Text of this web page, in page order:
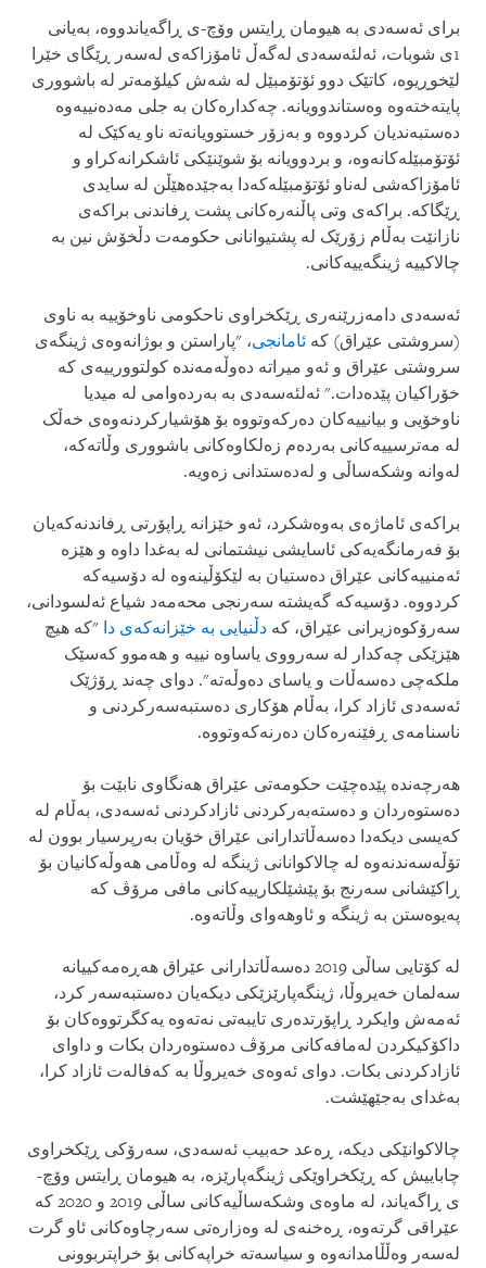
برای ئەسەدی بە هیومان ڕایتس وۆچ-ی ڕاگەیاندووە، بەیانی
1ی شوبات، ئەلئەسەدی لەگەڵ ئامۆزاکەی لەسەر ڕێگای خێرا
لێخوڕیوە، کاتێک دوو ئۆتۆمبێل لە شەش کیلۆمەتر لە باشووری
پایتەختەوە وەستاندوویانە. چەکدارەکان بە جلی مەدەنییەوە
دەستبەندیان کردووە و بەزۆر خستوویانەتە ناو یەکێک لە
ئۆتۆمبێلەکانەوە، و بردوویانە بۆ شوێنێکی ئاشکرانەکراو و
ئامۆزاکەشی لەناو ئۆتۆمبێلەکەدا بەجێدەهێڵن لە سایدی
ڕێگاکە. براکەی وتی پاڵنەرەکانی پشت ڕفاندنی براکەی
نازانێت بەڵام زۆرێک لە پشتیوانانی حکومەت دڵخۆش نین بە
چالاکییە ژینگەییەکانی.
ئەسەدی دامەزرێنەری ڕێکخراوی ناحکومی ناوخۆییە بە ناوی
(سروشتی عێراق) کە ئامانجی، "پاراستن و بوژانەوەی ژینگەی
سروشتی عێراق و ئەو میراتە دەوڵەمەندە کولتوورییەی کە
خۆراکیان پێدەدات." ئەلئەسەدی بە بەردەوامی لە میدیا
ناوخۆیی و بیانییەکان دەرکەوتووە بۆ هۆشیارکردنەوەی خەڵک
لە مەترسییەکانی بەردەم زەلکاوەکانی باشووری وڵاتەکە،
لەوانە وشکەساڵی و لەدەستدانی زەویە.
براکەی ئاماژەی بەوەشکرد، ئەو خێزانە ڕاپۆرتی ڕفاندنەکەیان
بۆ فەرمانگەیەکی ئاسایشی نیشتمانی لە بەغدا داوە و هێزە
ئەمنییەکانی عێراق دەستیان بە لێکۆڵینەوە لە دۆسیەکە
کردووە. دۆسیەکە گەیشتە سەرنجی محەمەد شیاع ئەلسودانی،
سەرۆکوەزیرانی عێراق، کە دڵنیایی بە خێزانەکەی دا "کە هیچ
هێزێکی چەکدار لە سەرووی یاساوە نییە و هەموو کەسێک
ملکەچی دەسەڵات و یاسای دەوڵەتە". دوای چەند ڕۆژێک
ئەسەدی ئازاد کرا، بەڵام هۆکاری دەستبەسەرکردنی و
ناسنامەی ڕفێنەرەکان دەرنەکەوتووە.
هەرچەندە پێدەچێت حکومەتی عێراق هەنگاوی نابێت بۆ
دەستوەردان و دەستەبەرکردنی ئازادکردنی ئەسەدی، بەڵام لە
کەیسی دیکەدا دەسەڵاتدارانی عێراق خۆیان بەرپرسیار بوون لە
تۆڵەسەندنەوە لە چالاکوانانی ژینگە لە وەڵامی هەوڵەکانیان بۆ
ڕاکێشانی سەرنج بۆ پێشێلکارییەکانی مافی مرۆڤ کە
پەیوەستن بە ژینگە و ئاوهەوای وڵاتەوە.
لە کۆتایی ساڵی 2019 دەسەڵاتدارانی عێراق هەڕەمەکییانە
سەلمان خەیروڵا، ژینگەپارێزێکی دیکەیان دەستبەسەر کرد،
ئەمەش وایکرد ڕاپۆرتدەری تایبەتی نەتەوە یەکگرتووەکان بۆ
داکۆکیکردن لەمافەکانی مرۆڤ دەستوەردان بکات و داوای
ئازادکردنی بکات. دوای ئەوەی خەیروڵا بە کەفالەت ئازاد کرا،
بەغدای بەجێهێشت.
چالاکوانێکی دیکە، ڕەعد حەبیب ئەسەدی، سەرۆکی ڕێکخراوی
چاباییش کە ڕێکخراوێکی ژینگەپارێزە، بە هیومان ڕایتس وۆچ-
ی ڕاگەیاند، لە ماوەی وشکەساڵیەکانی ساڵی 2019 و 2020 کە
عێراقی گرتەوە، ڕەخنەی لە وەزارەتی سەرچاوەکانی ئاو گرت
لەسەر وەڵڵامدانەوە و سیاسەتە خراپەکانی بۆ خراپتربوونی